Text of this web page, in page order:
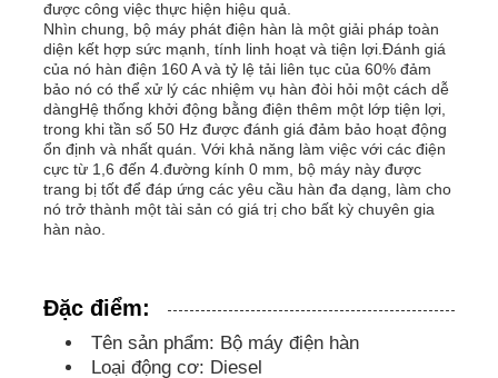
bộ máy phát điện xăng
Bộ máy phát điện biến tần
Bộ phát điện di động
Bộ máy phát điện công nghiệp
Open Frame Generator
được công việc thực hiện hiệu quả.
Nhìn chung, bộ máy phát điện hàn là một giải pháp toàn
diện kết hợp sức mạnh, tính linh hoạt và tiện lợi.Đánh giá
của nó hàn điện 160 A và tỷ lệ tải liên tục của 60% đảm
bảo nó có thể xử lý các nhiệm vụ hàn đòi hỏi một cách dễ
dàngHệ thống khởi động bằng điện thêm một lớp tiện lợi,
trong khi tần số 50 Hz được đánh giá đảm bảo hoạt động
ổn định và nhất quán. Với khả năng làm việc với các điện
cực từ 1,6 đến 4.đường kính 0 mm, bộ máy này được
trang bị tốt để đáp ứng các yêu cầu hàn đa dạng, làm cho
nó trở thành một tài sản có giá trị cho bất kỳ chuyên gia
hàn nào.
Đặc điểm:
Tên sản phẩm: Bộ máy điện hàn
Loại động cơ: Diesel